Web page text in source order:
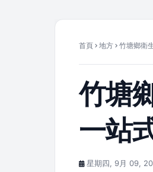
首頁 地方 竹塘鄉衛
竹塘
一站
星期四, 9月 09,